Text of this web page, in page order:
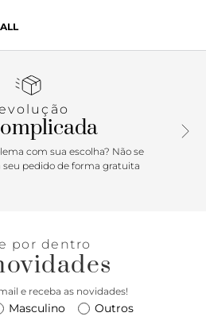
shape clássico e estruturado
nos cantos e detalhe
e uma alça longa transversal em
Anacapri em relevo na
Anacapri vem com shape
para que você não se
<3
com sua escolha? Não se
seu pedido de forma gratuita
por dentro
e receba as novidades!
Masculino Outros